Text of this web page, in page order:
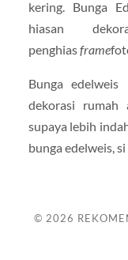
kering. Bunga
hiasan
penghiasframe
Bunga edelweis
dekorasi rumah
supaya lebih
bunga edelweis,
© 2026